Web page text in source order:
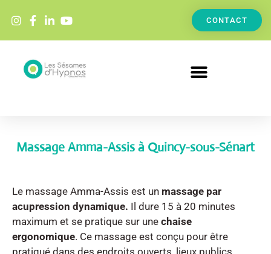
principal
CONTACT
Massage Amma-Assis à Quincy-sous-Sénart
Le massage Amma-Assis est un massage par
acupression dynamique. Il dure 15 à 20 minutes
maximum et se pratique sur une chaise
ergonomique. Ce massage est conçu pour être
pratiqué dans des endroits ouverts, lieux publics,